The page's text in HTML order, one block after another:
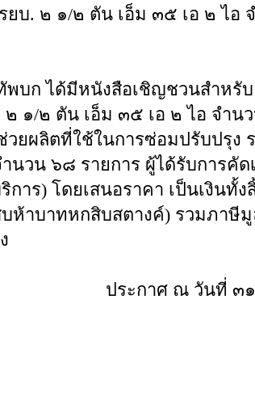
รยบ. ๒ ๑/๒ ตัน เอ็ม ๓๕ เอ ๒ ไอ
ด้มีหนังสือเชิญชวนสำหรับ จั
๒ ๑/๒ ตัน เอ็ม ๓๕ เอ ๒ ไอ จำ
ที่ใช้ในการซ่อมปรับปรุง รย
วน ๖๘ รายการ ผู้ได้รับการคั
การ) โดยเสนอราคา เป็นเงิ
บห้าบาทหกสิบสตางค์) รวมภาษี
ประกาศ ณ วันที่